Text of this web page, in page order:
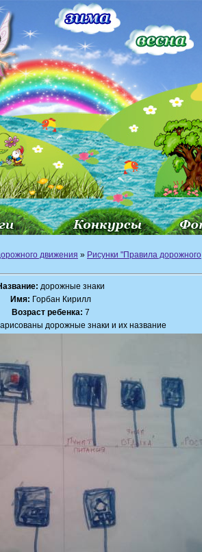
движения » Рисунки "Правила дорожного
дорожные знаки
Имя: Горбан Кирилл
Возраст ребенка: 7
дорожные знаки и их название